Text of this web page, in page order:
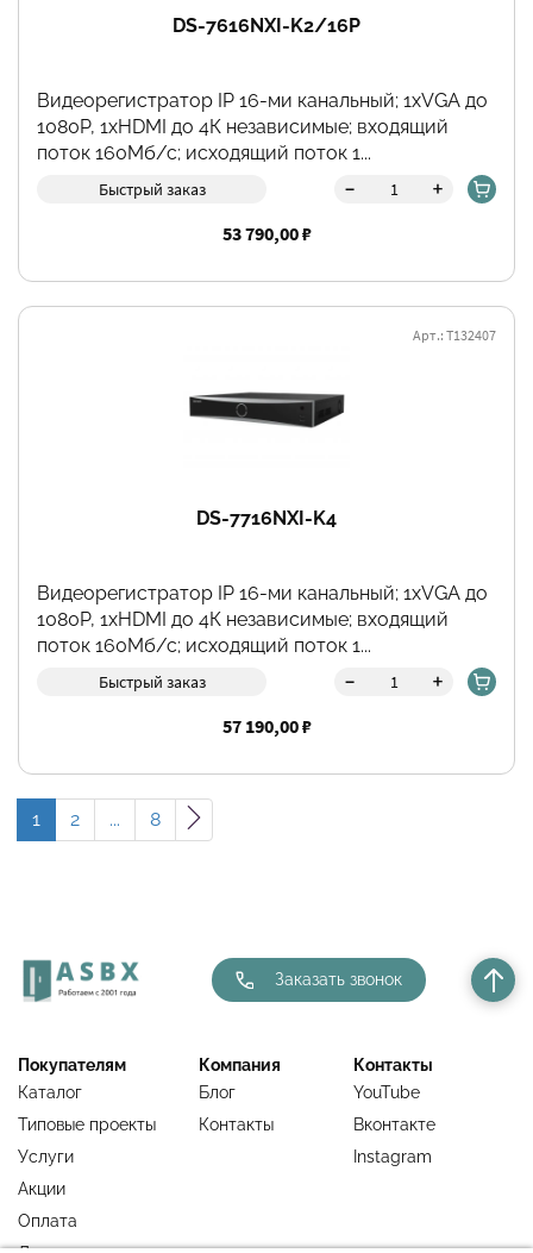
DS-7616NXI-K2/16P
Видеорегистратор IP 16-ми канальный; 1хVGA до
1080Р, 1хHDMI до 4К независимые; входящий
поток 160Мб/с; исходящий поток 1...
Быстрый заказ - +
53 790,00 ₽
DS-7716NXI-K4
Арт.: Т132407
Видеорегистратор IP 16-ми канальный; 1хVGA до
1080Р, 1хHDMI до 4К независимые; входящий
поток 160Мб/с; исходящий поток 1...
Быстрый заказ - +
57 190,00 ₽
1 2 ... 8
Покупателям
Каталог
Типовые проекты
Услуги
Акции
Оплата
Компания
Блог
Контакты
Контакты
YouTube
Вконтакте
Instagram
Заказать звонок